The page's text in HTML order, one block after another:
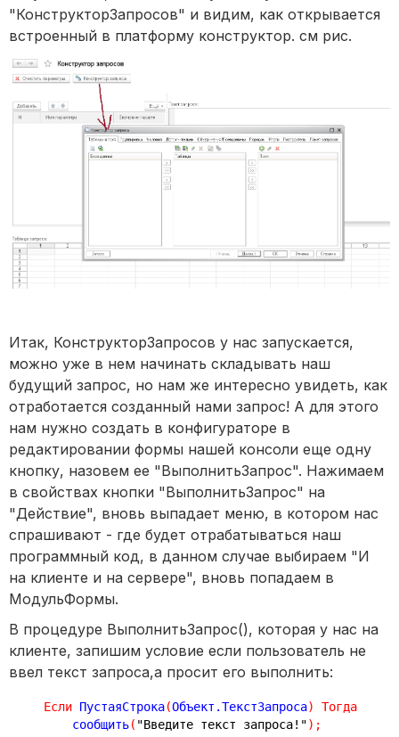
"КонструкторЗапросов" и видим, как открывается
встроенный в платформу конструктор. см рис.
Итак, КонструкторЗапросов у нас запускается,
можно уже в нем начинать складывать наш
будущий запрос, но нам же интересно увидеть, как
отработается созданный нами запрос! А для этого
нам нужно создать в конфигураторе в
редактировании формы нашей консоли еще одну
кнопку, назовем ее "ВыполнитьЗапрос". Нажимаем
в свойствах кнопки "ВыполнитьЗапрос" на
"Действие", вновь выпадает меню, в котором нас
спрашивают - где будет отрабатываться наш
программный код, в данном случае выбираем "И
на клиенте и на сервере", вновь попадаем в
МодульФормы.
В процедуре ВыполнитьЗапрос(), которая у нас на
клиенте, запишим условие если пользователь не
ввел текст запроса,а просит его выполнить:
Если ПустаяСтрока(Объект.ТекстЗапроса)
Тогда
сообщить( "Введите текст запроса!") ;